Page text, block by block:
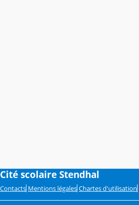
Cité scolaire Stendhal
Contacts Mentions légales Chartes d'utilisation